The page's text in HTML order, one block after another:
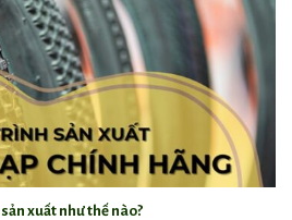
xuất như thế nào?